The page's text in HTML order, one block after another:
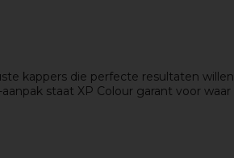
kappers die perfecte resultaten
staat XP Colour garant voor waar
een toning shampoo om het haar